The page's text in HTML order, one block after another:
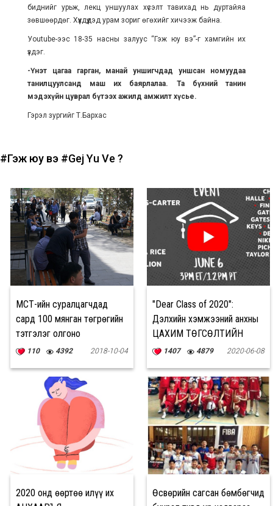
биднийг урьж, лекц уншуулах хүсэлт тавихад нь дуртайяа
зөвшөөрдөг. Хүүхдүүдэд урам зориг өгөхийг хичээж байна.
Уoutube-ээс 18-35 насны залуус “Гэж юу вэ”-г хамгийн их
үздэг.
-Үнэт цагаа гарган, манай уншигчдад уншсан номуудаа
танилцуулсанд маш их баярлалаа. Та бүхний танин
мэдэхүйн цуврал бүтээх ажилд амжилт хүсье.
Гэрэл зургийг Т.Бархас
#Гэж юу вэ #Gej Yu Ve ?
МСҮТ-ийн суралцагчдад
сард 100 мянган төгрөгийн
тэтгэлэг олгоно
110 4392 2018-10-04
"Dear Class of 2020":
Дэлхийн хэмжээний анхны
ЦАХИМ ТӨГСӨЛТИЙН
БАЯР1407 4879 2020-06-08
2020 онд өөртөө илүү их
Өсвөрийн сагсан бөмбөгчид